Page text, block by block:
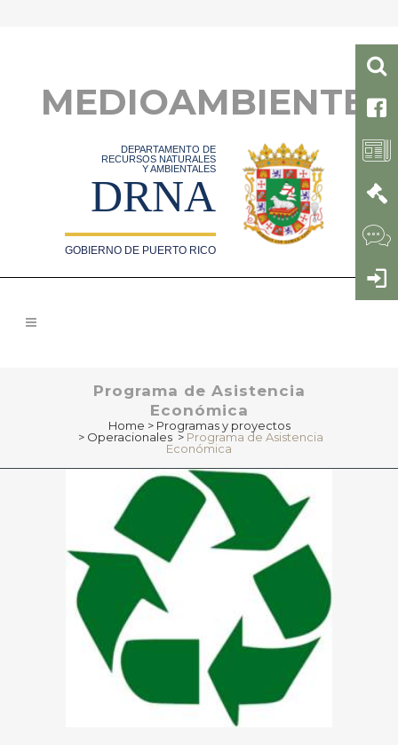
MEDIOAMBIENTE
DEPARTAMENTO DE
RECURSOS NATURALES
Y AMBIENTALES
DRNA
GOBIERNO DE PUERTO RICO
Programa de Asistencia
Económica
Home > Programas y proyectos
> Operacionales > Programa de Asistencia
Económica